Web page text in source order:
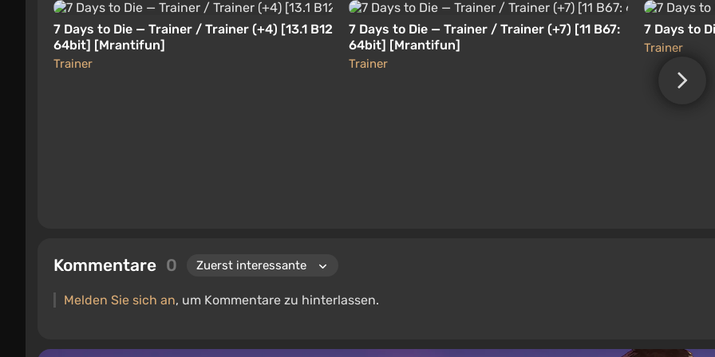
7 Days to Die — Trainer / Trainer (+4) [13.1 B12
64bit] [Mrantifun]
Trainer
7 Days to Die — Trainer / Trainer (+7) [11 B67:
64bit] [Mrantifun]
Trainer
7 Days to
Trainer
Kommentare 0
Melden Sie sich an, um Kommentare zu hinterlassen.